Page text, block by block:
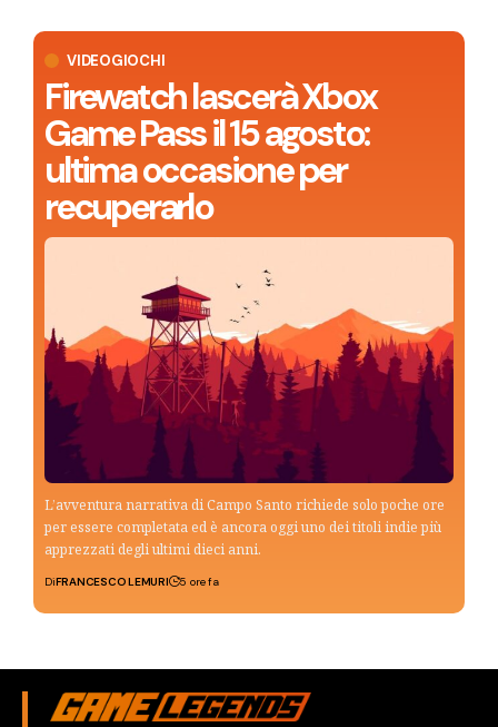
VIDEOGIOCHI
Firewatch lascerà Xbox
Game Pass il 15 agosto:
ultima occasione per
recuperarlo
L’avventura narrativa di Campo Santo richiede solo poche ore
per essere completata ed è ancora oggi uno dei titoli indie più
apprezzati degli ultimi dieci anni.
DiFRANCESCO LEMURI 5 ore fa